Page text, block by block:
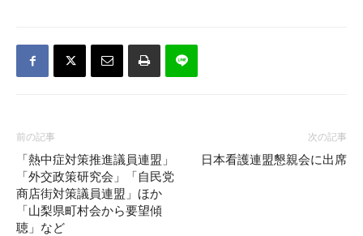
前の記事
「熱中症対策推進議員連盟」
「外交政策研究会」「自民党
商店街対策議員連盟」ほか
「山梨県町村会から要望傾
聴」など
次の記事
日本看護連盟懇親会に出席